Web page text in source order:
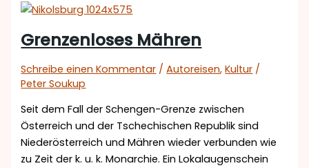
Grenzenloses Mähren
Schreibe einen Kommentar /Autoreisen,Kultur /
Peter Soukup
Seit dem Fall der Schengen-Grenze zwischen
Österreich und der Tschechischen Republik sind
Niederösterreich und Mähren wieder verbunden wie
zu Zeit der k. u. k. Monarchie. Ein Lokalaugenschein